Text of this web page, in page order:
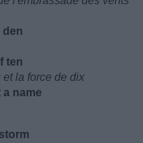
den
ten
la force de dix
name